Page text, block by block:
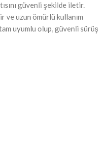
güvenli şekilde iletir.
ve uzun ömürlü kullanım
uyumlu olup, güvenli sürüş